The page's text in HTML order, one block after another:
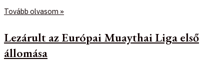
Tovább olvasom »
Lezárult az Európai Muaythai Liga első
állomása